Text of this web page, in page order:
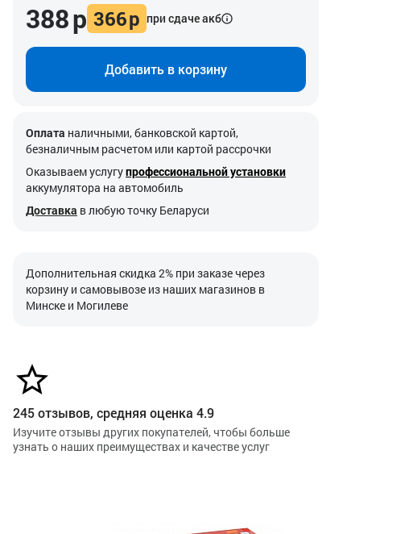
388р 366р при сдаче акб
Добавить в корзину
Оплата наличными, банковской картой,
безналичным расчетом или картой рассрочки
Оказываем услугупрофессиональной установки
аккумулятора на автомобиль
Доставка в любую точку Беларуси
Дополнительная скидка 2% при заказе через
корзину и самовывозе из наших магазинов в
Минске и Могилеве
245 отзывов, средняя оценка 4.9
Изучите отзывы других покупателей, чтобы больше
узнать о наших преимуществах и качестве услуг